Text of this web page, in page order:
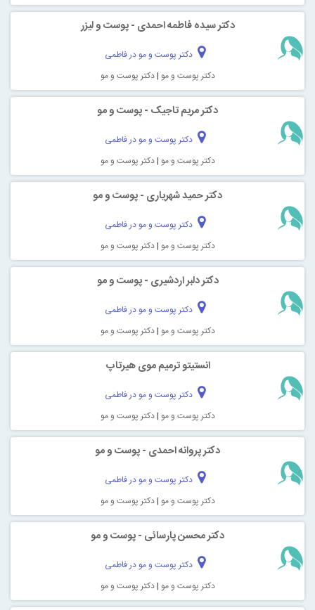
دکتر سیده فاطمه احمدی - پوست و لیزر
دکتر پوست و مو در فاطمی
دکتر پوست و مو |دکتر پوست و مو
دکتر مریم تاجیک - پوست و مو
دکتر پوست و مو در فاطمی
دکتر پوست و مو |دکتر پوست و مو
دکتر حمید شهریاری - پوست و مو
دکتر پوست و مو در فاطمی
دکتر پوست و مو |دکتر پوست و مو
دکتر دلبر اردشیری - پوست و مو
دکتر پوست و مو در فاطمی
دکتر پوست و مو |دکتر پوست و مو
انستیتو ترمیم موی هیرتاپ
دکتر پوست و مو در فاطمی
دکتر پوست و مو |دکتر پوست و مو
دکتر پروانه احمدی - پوست و مو
دکتر پوست و مو در فاطمی
دکتر پوست و مو |دکتر پوست و مو
دکتر محسن پارسائی - پوست و مو
دکتر پوست و مو در فاطمی
دکتر پوست و مو |دکتر پوست و مو